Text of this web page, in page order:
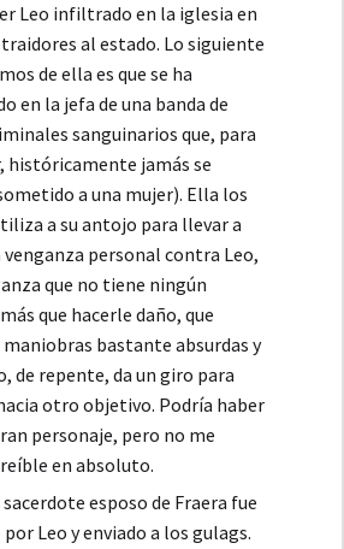
Leo infiltrado en la iglesia en
traidores al estado. Lo siguiente
de ella es que se ha
en la jefa de una banda de
sanguinarios que, para
históricamente jamás se
a una mujer). Ella los
a su antojo para llevar a
venganza personal contra Leo,
que no tiene ningún
que hacerle daño, que
maniobras bastante absurdas y
de repente, da un giro para
otro objetivo. Podría haber
personaje, pero no me
en absoluto.
sacerdote esposo de Fraera fue
Leo y enviado a los gulags.